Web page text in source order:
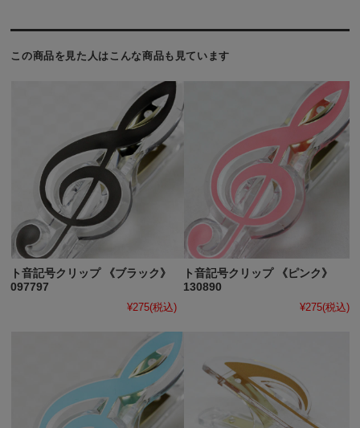
この商品を見た人はこんな商品も見ています
ト音記号クリップ 《ブラック》
097797
¥275(税込)
ト音記号クリップ 《ピンク》
130890
¥275(税込)